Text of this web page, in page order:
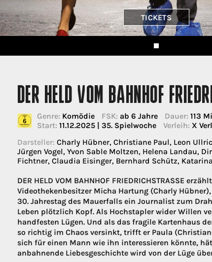
TICKETS
DER HELD VOM BAHNHOF
Genre: Komödie FSK: ab 6 Jahre Dauer: 113
Start: 11.12.2025 | 35. Spielwoche Verleih: X
Darsteller: Charly Hübner, Christiane Paul, Leon
Jürgen Vogel, Yvon Sable Moltzen, Helena Landau,
Fichtner, Claudia Eisinger, Bernhard Schütz,
DER HELD VOM BAHNHOF FRIEDRICHSTRASSE
Videothekenbesitzer Micha Hartung (Charly
30. Jahrestag des Mauerfalls ein Journalist zum
Leben plötzlich Kopf. Als Hochstapler wider Willen
handfesten Lügen. Und als das fragile Kartenhaus
so richtig im Chaos versinkt, trifft er Paula
sich für einen Mann wie ihn interessieren könnte,
anbahnende Liebesgeschichte wird von der Lüge